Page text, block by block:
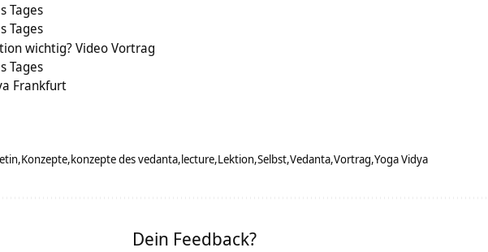
Tages
Tages
wichtig? Video Vortrag
Tages
Frankfurt
Konzepte konzepte des vedanta lecture Lektion Selbst Vedanta Vortrag Yoga Vidya
Dein Feedback?